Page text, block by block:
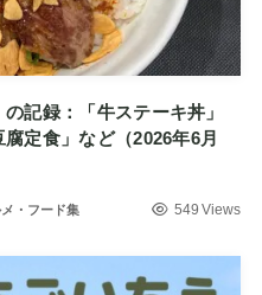
記録：「牛ステーキ丼」
定食」など（2026年6月
・フード集 549 Views